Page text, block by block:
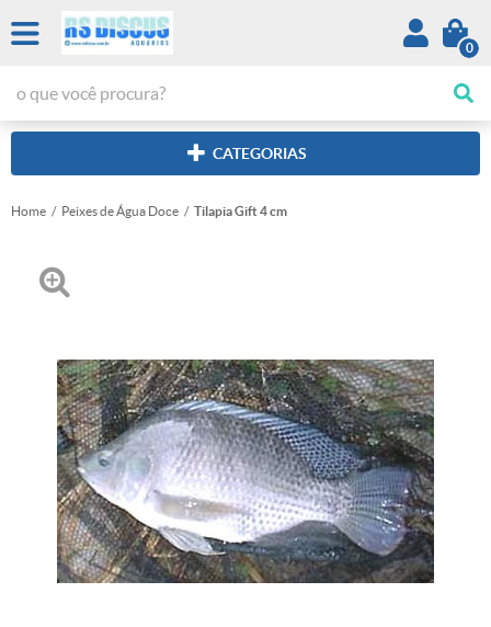
0
CATEGORIAS
Home Peixes de Água Doce Tilapia Gift 4 cm